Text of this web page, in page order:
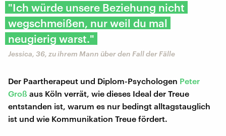
"Ich würde unsere Beziehung nicht
wegschmeißen, nur weil du mal
neugierig warst."
Jessica, 36, zu ihrem Mann über den Fall der Fälle
Der Paartherapeut und Diplom-Psychologen Peter
Groß aus Köln verrät, wie dieses Ideal der Treue
entstanden ist, warum es nur bedingt alltagstauglich
ist und wie Kommunikation Treue fördert.